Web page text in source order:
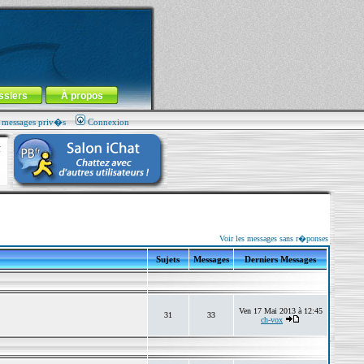
À propos
priv�s Connexion
Voir les messages sans r�ponses
Sujets Messages Derniers Messages
31 33
Ven 17 Mai 2013 à 12:45
ch-vox